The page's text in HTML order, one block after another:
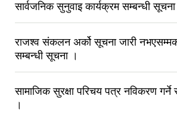
सार्वजनिक सुनुवाइ कार्यक्रम सम्बन्धी
राजश्व संकलन अर्को सूचना जारी
सम्बन्धी सूचना ।
सामाजिक सुरक्षा परिचय पत्र नविकरण
।